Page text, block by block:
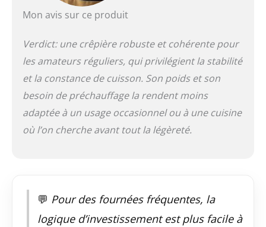
poignée en fer et
cm, Dimensions avec
poignée : 49,4 x 32,1x
4,9 cm cm, Poids :
3,275 kg, couleur :
Noir Mat,
Mon avis sur ce produit
Verdict: une crêpière robuste et cohérente pour
les amateurs réguliers, qui privilégient la stabilité
et la constance de cuisson. Son poids et son
besoin de préchauffage la rendent moins
adaptée à un usage occasionnel ou à une cuisine
où l’on cherche avant tout la légèreté.
💬 Pour des fournées fréquentes, la
logique d’investissement est plus facile à